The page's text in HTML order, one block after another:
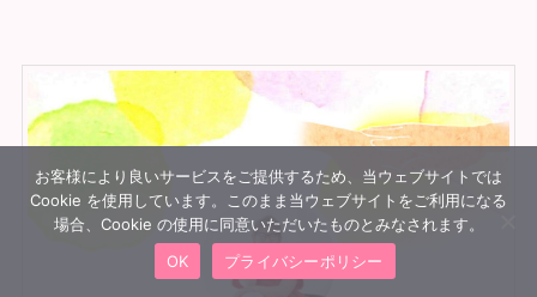
お客様により良いサービスをご提供するため、当ウェブサイトでは
Cookie を使用しています。このまま当ウェブサイトをご利用になる
場合、Cookie の使用に同意いただいたものとみなされます。
OK
プライバシーポリシー